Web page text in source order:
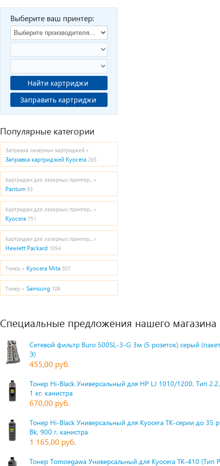
Выберите ваш принтер:
Найти картриджи
Заправить картриджи
Популярные категории
Заправка лазерных картриджей »
Заправка картриджей Kyocera 265
Картриджи для лазерных принтер... »
Pantum 93
Картриджи для лазерных принтер... »
Kyocera 751
Картриджи для лазерных принтер... »
Hewlett Packard 1054
Тонер » Kyocera Mita 307
Тонер » Samsung 108
Специальные предложения нашего магазина
Сетевой фильтр Buro 500SL-3-G 3м (5 розеток) серый
Э)
455,00 руб.
Тонер Hi-Black Универсальный для HP LJ 1010/1200, Тип
1 кг, канистра
670,00 руб.
Тонер Hi-Black Универсальный для Kyocera TK-серии до 35
Bk, 900 г, канистра
1 165,00 руб.
Тонер Tomoegawa Универсальный для Kyocera TK-410 (Тип